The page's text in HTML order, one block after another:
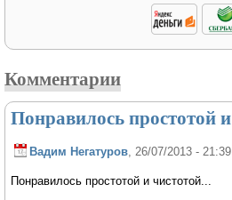
Комментарии
Понравилось простотой и
Вадим Негатуров, 26/07/2013 - 21:39
Понравилось простотой и чистотой...